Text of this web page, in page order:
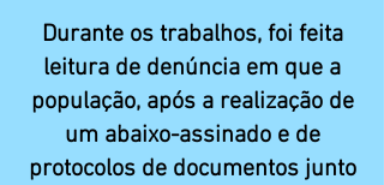
Durante os trabalhos, foi feita
leitura de denúncia em que a
população, após a realização de
um abaixo-assinado e de
protocolos de documentos junto